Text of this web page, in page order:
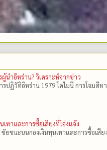
นำอิหร่าน? วิเคราะห์จากข่าว
ปฏิวัติอิหร่าน 1979 โคไมนี การโจมตีท
ทาและการซื้อเสียงที่โจ่งแจ้ง
ยชนะบนกองเงินทุนเทาและการซื้อเสีย